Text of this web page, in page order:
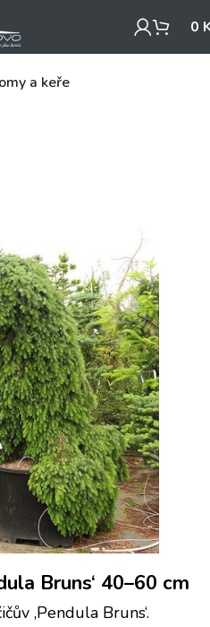
0
a keře
Bruns‘ 40–60 cm
‚Pendula Bruns‘.